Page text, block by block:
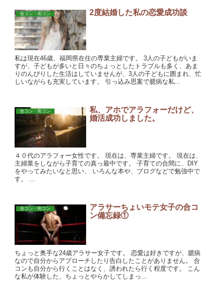
合コン・街コン 2度結婚した私の恋愛成功談
私は現在46歳、福岡県在住の専業主婦です。 3人の子どもがいま
すが、子どもが多いと日々のちょっとしたトラブルも多く、あま
りのんびりした生活はしていませんが、3人の子どもに囲まれ、忙
しいながらも充実しています。 引っ込み思案で臆病な私...
合コン・街コン
私、アホでアラフォーだけど、
婚活成功しました。
４０代のアラフォー女性です。 現在は、専業主婦です。 現在は、
主婦業をしながら子育ての真っ最中です。 子育ての合間に、DIY
をやってみたいなと思い、 いろんな本や、ブログなどで勉強中で
す。 ...
合コン・街コン
アラサーちょいモテ女子の合コ
ン備忘録①
ちょっと奥手な24歳アラサー女子です。 恋愛は好きですが、臆病
なので自分からアプローチしたり告白したことがありません。 合
コンも自分から行くことはなく、誘われたら行く程度です。 こん
な私が体験した、ちょっとやらかしてしまっ...